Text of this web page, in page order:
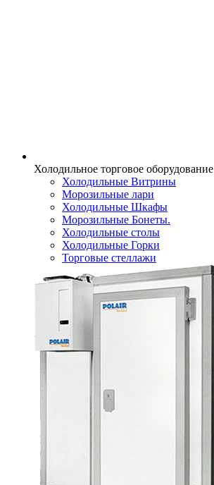
Холодильное торговое оборудование
Холодильные Витрины
Морозильные лари
Холодильные Шкафы
Морозильные Бонеты.
Холодильные столы
Холодильные Горки
Торговые стеллажи